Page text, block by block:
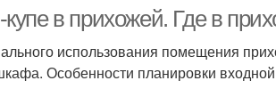
в прихожей. Где в
использования помещения
Особенности планировки